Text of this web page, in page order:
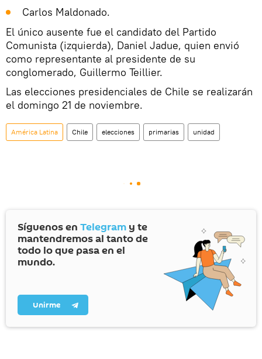
Carlos Maldonado.
El único ausente fue el candidato del Partido
Comunista (izquierda), Daniel Jadue, quien envió
como representante al presidente de su
conglomerado, Guillermo Teillier.
Las elecciones presidenciales de Chile se realizarán
el domingo 21 de noviembre.
América Latina Chile elecciones primarias unidad
Síguenos en Telegram y te
mantendremos al tanto de
todo lo que pasa en el
mundo.
Unirme